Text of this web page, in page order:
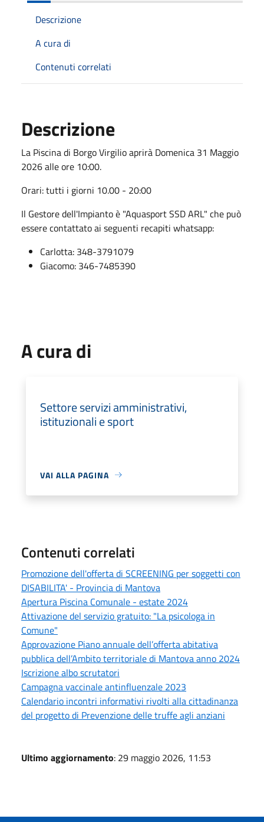
Descrizione
A cura di
Contenuti correlati
Descrizione
La Piscina di Borgo Virgilio aprirà Domenica 31 Maggio
2026 alle ore 10:00.
Orari: tutti i giorni 10.00 - 20:00
Il Gestore dell'Impianto è "Aquasport SSD ARL" che può
essere contattato ai seguenti recapiti whatsapp:
Carlotta: 348-3791079
Giacomo: 346-7485390
A cura di
Settore servizi amministrativi,
istituzionali e sport
VAI ALLA PAGINA
Contenuti correlati
Promozione dell'offerta di SCREENING per soggetti con
DISABILITA' - Provincia di Mantova
Apertura Piscina Comunale - estate 2024
Attivazione del servizio gratuito: "La psicologa in
Comune"
Approvazione Piano annuale dell’offerta abitativa
pubblica dell’Ambito territoriale di Mantova anno 2024
Iscrizione albo scrutatori
Campagna vaccinale antinfluenzale 2023
Calendario incontri informativi rivolti alla cittadinanza
del progetto di Prevenzione delle truffe agli anziani
Ultimo aggiornamento: 29 maggio 2026, 11:53